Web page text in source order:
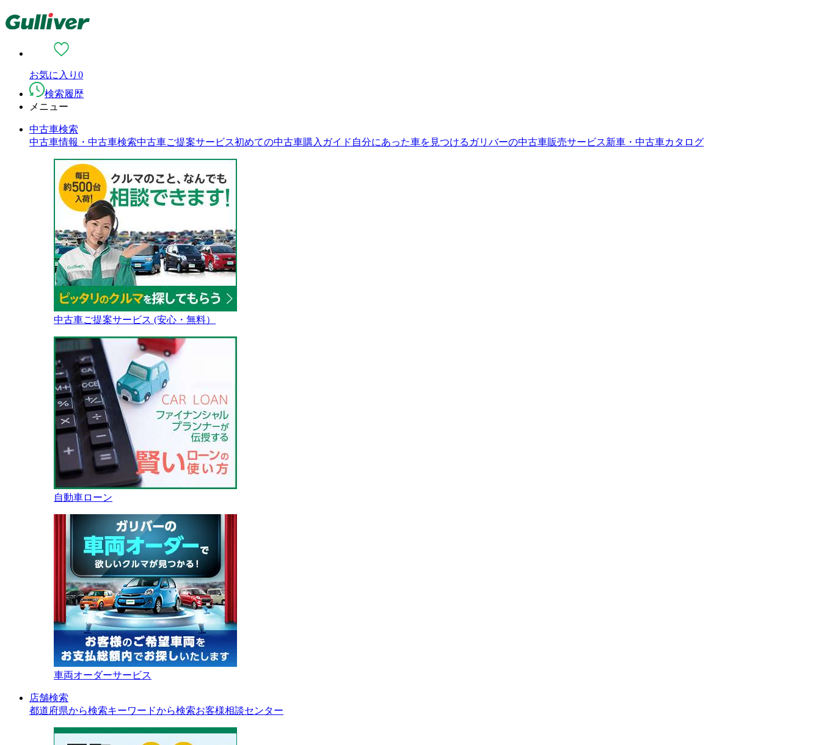
お気に入り 0
検索履歴
メニュー
中古車検索
中古車情報・中古車検索中古車ご提案サービス初めての中古車購入ガイド 自分にあった車を見つける ガリバーの中古車販売サービス新車・中古車カタログ
中古車ご提案サービス (安心・無料）
自動車ローン
車両オーダーサービス
店舗検索
都道府県から検索キーワードから検索お客様相談センター